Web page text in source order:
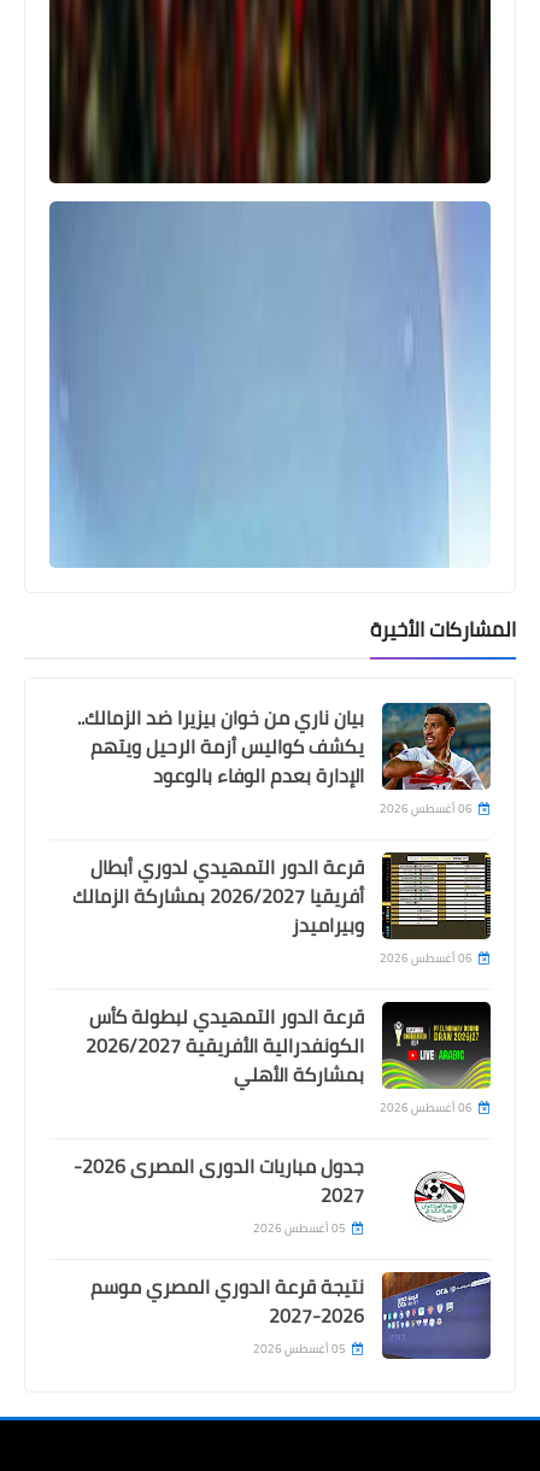
Egypt
اهداف مباراة الاهلى و الداخلية فى
الدورى المصرى
Egypt
بعد غياب لمدة عام عن التحكيم .. سبب
تعيين محمد الحنفى حكما لمباراة
بيراميدز و المقاولون
Egypt
هاجمه برشلونة والريال و تحقيقات
بشبهة فساد .. اتحاد الكرة يعين طاقم
تحكيم اسبانى لمباراة القمة
important
المشاركات الأخيرة
بيان ناري من خوان بيزيرا ضد الزمالك..
يكشف كواليس أزمة الرحيل ويتهم
الإدارة بعدم الوفاء بالوعود
06 أغسطس 2026
قرعة الدور التمهيدي لدوري أبطال
أفريقيا 2026/2027 بمشاركة الزمالك
وبيراميدز
06 أغسطس 2026
قرعة الدور التمهيدي لبطولة كأس
الكونفدرالية الأفريقية 2026/2027
بمشاركة الأهلي
06 أغسطس 2026
جدول مباريات الدورى المصرى 2026-
2027
05 أغسطس 2026
نتيجة قرعة الدوري المصري موسم
2026-2027
05 أغسطس 2026